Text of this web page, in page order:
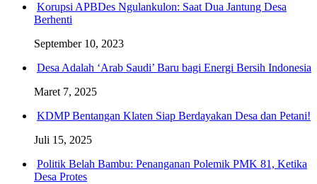
Korupsi APBDes Ngulankulon: Saat Dua Jantung Desa
Berhenti
September 10, 2023
Desa Adalah ‘Arab Saudi’ Baru bagi Energi Bersih Indonesia
Maret 7, 2025
KDMP Bentangan Klaten Siap Berdayakan Desa dan Petani!
Juli 15, 2025
Politik Belah Bambu: Penanganan Polemik PMK 81, Ketika
Desa Protes